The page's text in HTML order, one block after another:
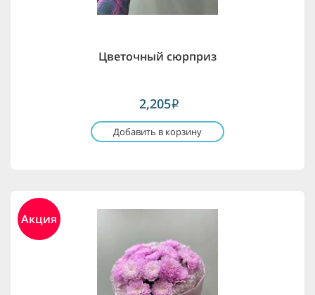
Цветочный сюрприз
2,205i
Добавить в корзину
Акция